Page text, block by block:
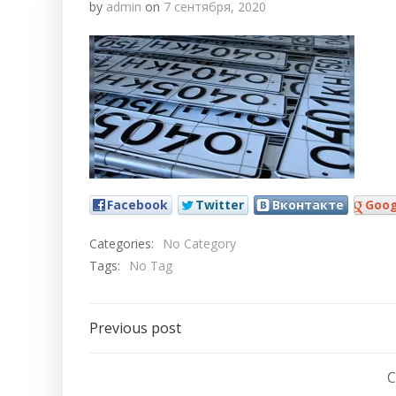
by admin on 7 сентября, 2020
Facebook Twitter Вконтакте
Categories:
No Category
Tags:
No Tag
Навигация
Previous post